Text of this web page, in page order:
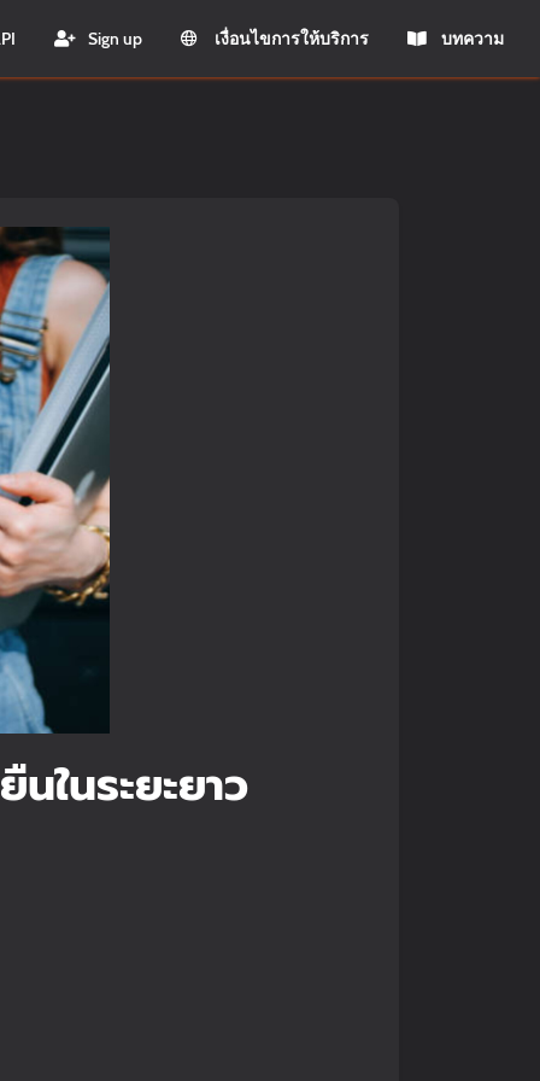
Sign up เงื่อนไขการให้บริการ บทความ
ในระยะยาว